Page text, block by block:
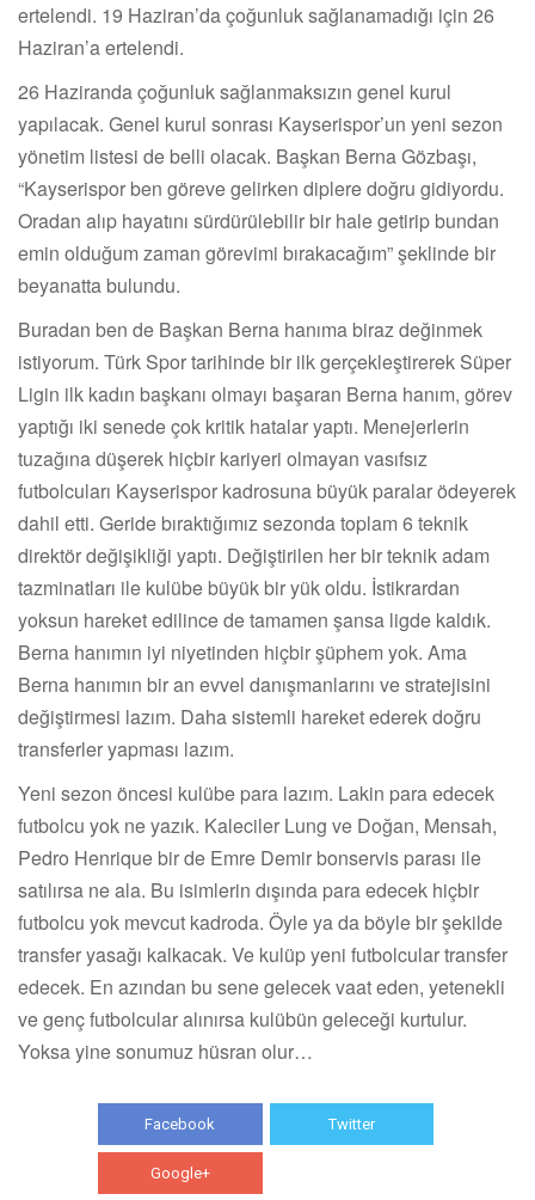
ertelendi. 19 Haziran’da çoğunluk sağlanamadığı için 26
Haziran’a ertelendi.
26 Haziranda çoğunluk sağlanmaksızın genel kurul
yapılacak. Genel kurul sonrası Kayserispor’un yeni sezon
yönetim listesi de belli olacak. Başkan Berna Gözbaşı,
“Kayserispor ben göreve gelirken diplere doğru gidiyordu.
Oradan alıp hayatını sürdürülebilir bir hale getirip bundan
emin olduğum zaman görevimi bırakacağım” şeklinde bir
beyanatta bulundu.
Buradan ben de Başkan Berna hanıma biraz değinmek
istiyorum. Türk Spor tarihinde bir ilk gerçekleştirerek Süper
Ligin ilk kadın başkanı olmayı başaran Berna hanım, görev
yaptığı iki senede çok kritik hatalar yaptı. Menejerlerin
tuzağına düşerek hiçbir kariyeri olmayan vasıfsız
futbolcuları Kayserispor kadrosuna büyük paralar ödeyerek
dahil etti. Geride bıraktığımız sezonda toplam 6 teknik
direktör değişikliği yaptı. Değiştirilen her bir teknik adam
tazminatları ile kulübe büyük bir yük oldu. İstikrardan
yoksun hareket edilince de tamamen şansa ligde kaldık.
Berna hanımın iyi niyetinden hiçbir şüphem yok. Ama
Berna hanımın bir an evvel danışmanlarını ve stratejisini
değiştirmesi lazım. Daha sistemli hareket ederek doğru
transferler yapması lazım.
Yeni sezon öncesi kulübe para lazım. Lakin para edecek
futbolcu yok ne yazık. Kaleciler Lung ve Doğan, Mensah,
Pedro Henrique bir de Emre Demir bonservis parası ile
satılırsa ne ala. Bu isimlerin dışında para edecek hiçbir
futbolcu yok mevcut kadroda. Öyle ya da böyle bir şekilde
transfer yasağı kalkacak. Ve kulüp yeni futbolcular transfer
edecek. En azından bu sene gelecek vaat eden, yetenekli
ve genç futbolcular alınırsa kulübün geleceği kurtulur.
Yoksa yine sonumuz hüsran olur…
Facebook Twitter
Google+